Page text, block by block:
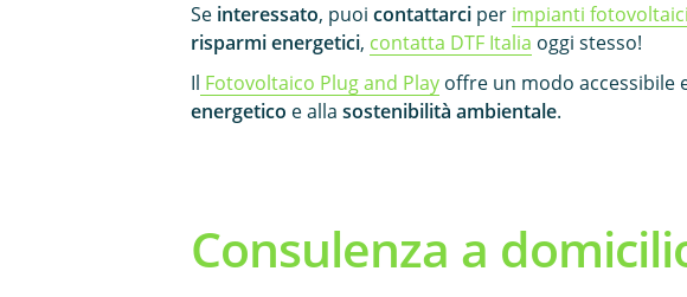
Se interessato, puoicontattarci per impianti
risparmi energetici, contatta DTF Italia oggi stesso!
Il Fotovoltaico Plug and Play offre un modo accessibile
energetico e allasostenibilità ambientale.
Consulenza a